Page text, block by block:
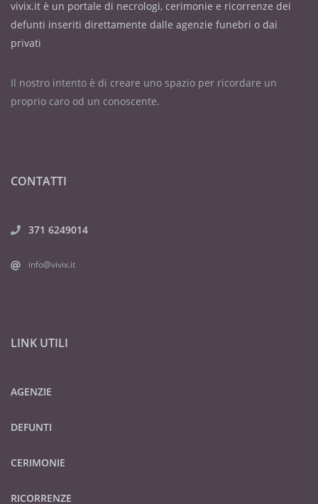
vivix.it è un portale di necrologi, cerimonie e ricorrenze dei
defunti inseriti direttamente dalle agenzie funebri o dai
privati
Il nostro intento è di creare uno spazio per ricordare un
proprio caro od un conoscente.
CONTATTI
371 6249014
info@vivix.it
LINK UTILI
AGENZIE
DEFUNTI
CERIMONIE
RICORRENZE